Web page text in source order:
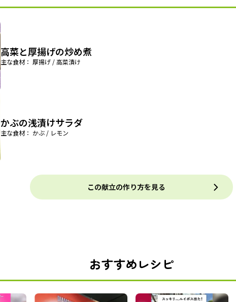
高菜と厚揚げの炒め煮
主な食材： 厚揚げ / 高菜漬け
かぶの浅漬けサラダ
主な食材： かぶ / レモン
この献立の作り方を見る
おすすめレシピ